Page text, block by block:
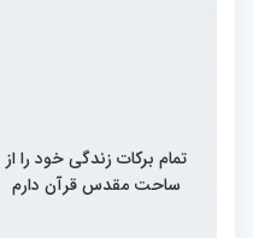
تمام برکات زندگی خود را از
ساحت مقدس قرآن دارم